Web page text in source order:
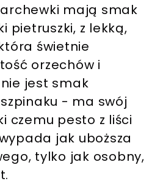
mają smak
pietruszki, z lekką,
świetnie
orzechów i
jest smak
- ma swój
czemu pesto z liści
jak uboższa
tylko jak osobny,